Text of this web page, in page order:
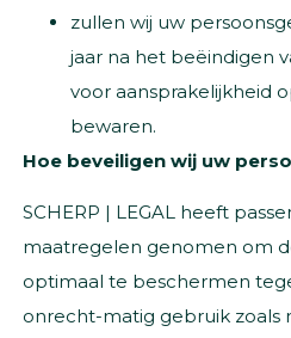
zullen wij uw
jaar na het beëindigen
voor aansprakelijkheid
bewaren.
Hoe beveiligen wij uw
SCHERP | LEGAL heeft
maatregelen genomen om
optimaal te beschermen
onrecht-matig gebruik zoals